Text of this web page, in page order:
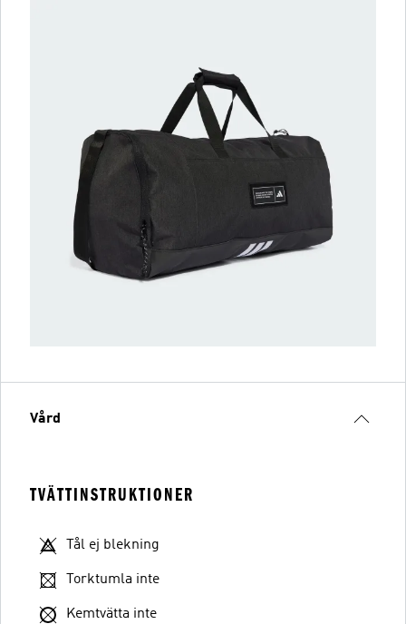
Vård
TVÄTTINSTRUKTIONER
Tål ej blekning
Torktumla inte
Kemtvätta inte